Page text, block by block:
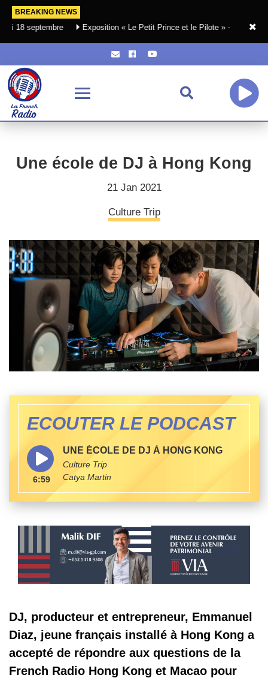
BREAKING NEWS
Exposition « Le Petit Prince et le Pilote » - jusqu'au 18 octobre
Une école de DJ à Hong Kong
21 Jan 2021
Culture Trip
ECOUTER LE PODCAST
UNE ÉCOLE DE DJ À HONG KONG
Culture Trip
Catya Martin
6:59
DJ, producteur et entrepreneur, Emmanuel
Diaz, jeune français installé à Hong Kong a
accepté de répondre aux questions de la
French Radio Hong Kong et Macao pour